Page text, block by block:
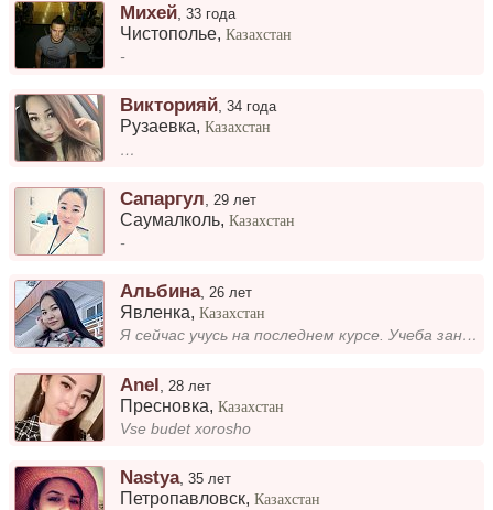
Михей ,33 года
Чистополье,Казахстан
-
Викторияй,34 года
Рузаевка,Казахстан
…
Сапаргул 29 лет
Саумалколь,Казахстан
-
Альбина,26 лет
Явленка,Казахстан
Я сейчас учусь на последнем курсе. Учеба занимает много времени, но я стараюсь находить баланс между занятиями и личной...
Anel 28 лет
Пресновка,Казахстан
Vse budet xorosho
Nastya,35 лет
Петропавловск,Казахстан